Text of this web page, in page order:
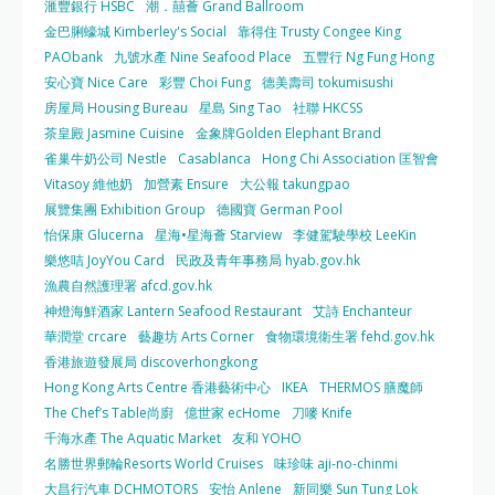
滙豐銀行 HSBC
潮．囍薈 Grand Ballroom
金巴脷蠔城 Kimberley's Social
靠得住 Trusty Congee King
PAObank
九號水產 Nine Seafood Place
五豐行 Ng Fung Hong
安心寶 Nice Care
彩豐 Choi Fung 德美壽司 tokumisushi
房屋局 Housing Bureau
星島 Sing Tao
社聯 HKCSS
茶皇殿 Jasmine Cuisine
金象牌Golden Elephant Brand
雀巢牛奶公司 Nestle
Casablanca
Hong Chi Association 匡智會
Vitasoy 維他奶
加營素 Ensure
大公報 takungpao
展覽集團 Exhibition Group
德國寶 German Pool
怡保康 Glucerna
星海•星海薈 Starview 李健駕駛學校 LeeKin
樂悠咭 JoyYou Card
民政及青年事務局 hyab.gov.hk
漁農自然護理署 afcd.gov.hk
神燈海鮮酒家 Lantern Seafood Restaurant 艾詩 Enchanteur
華潤堂 crcare
藝趣坊 Arts Corner 食物環境衛生署 fehd.gov.hk
香港旅遊發展局 discoverhongkong
Hong Kong Arts Centre 香港藝術中心 IKEA THERMOS 膳魔師
The Chef’s Table尚廚 億世家 ecHome
刀嘜 Knife
千海水產 The Aquatic Market 友和 YOHO
名勝世界郵輪Resorts World Cruises 味珍味 aji-no-chinmi
大昌行汽車 DCHMOTORS 安怡 Anlene 新同樂 Sun Tung Lok